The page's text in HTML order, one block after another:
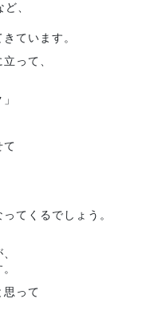
、
ています。
って、
て
てくるでしょう。
思って